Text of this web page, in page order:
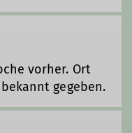
vorher. Ort
gegeben.